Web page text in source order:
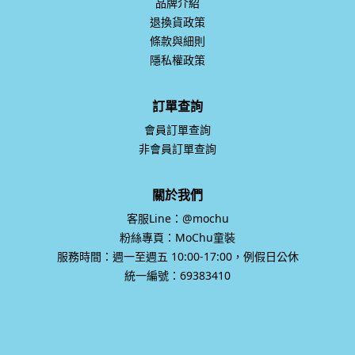
品牌介紹
退換貨政策
條款與細則
隱私權政策
訂單查詢
會員訂單查詢
非會員訂單查詢
關於我們
客服Line：@mochu
粉絲專頁：MoChu童裝
服務時間：週一至週五 10:00-17:00，例假日公休
統一編號：69383410